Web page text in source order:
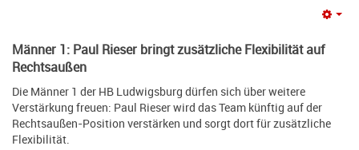
Männer 1: Paul Rieser bringt zusätzliche Flexibilität auf
Rechtsaußen
Die Männer 1 der HB Ludwigsburg dürfen sich über weitere
Verstärkung freuen: Paul Rieser wird das Team künftig auf der
Rechtsaußen-Position verstärken und sorgt dort für zusätzliche
Flexibilität.